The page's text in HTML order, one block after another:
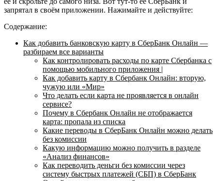
запрятал в своём приложении. Нажимайте и действуйте:
Содержание:
Как добавить банковскую карту в СберБанк Онлайн —
разбираем все варианты
Как контролировать расходы по карте Сбербанка с
помощью мобильного приложения |
Как добавить карту в Сбербанк Онлайн: вторую,
чужую или «Мир»
Что делать если карта не проявляется в онлайн
сервисе?
Почему в Сбербанк Онлайн не отображается
карта: пропала из списка
Какие переводы в СберБанк Онлайн можно делать
без комиссии
Какую информацию можно получить в разделе
«Анализ финансов»
Как переводить деньги без комиссии через
систему быстрых платежей (СБП) в СберБанк